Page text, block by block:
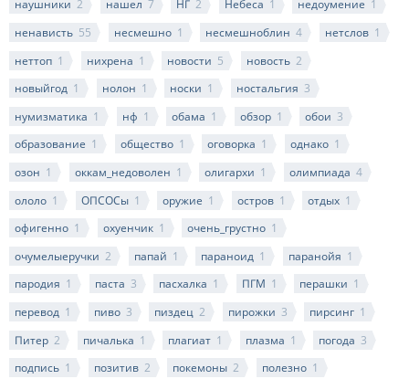
наушники 2 нашел 7 НГ 2 Небеса 1 недоумение 1
ненависть 55 несмешно 1 несмешноблин 4 нетслов 1
неттоп 1 нихрена 1 новости 5 новость 2
новыйгод 1 нолон 1 носки 1 ностальгия 3
нумизматика 1 нф 1 обама 1 обзор 1 обои 3
образование 1 общество 1 оговорка 1 однако 1
озон 1 оккам_недоволен 1 олигархи 1 олимпиада 4
ололо 1 ОПСОСы 1 оружие 1 остров 1 отдых 1
офигенно 1 охуенчик 1 очень_грустно 1
очумелыеручки 2 папай 1 параноид 1 паранойя 1
пародия 1 паста 3 пасхалка 1 ПГМ 1 перашки 1
перевод 1 пиво 3 пиздец 2 пирожки 3 пирсинг 1
Питер 2 пичалька 1 плагиат 1 плазма 1 погода 3
подпись 1 позитив 2 покемоны 2 полезно 1